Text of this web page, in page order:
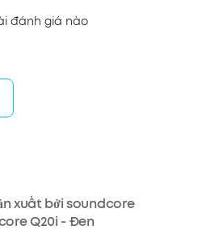
đánh giá nào
xuất bởi soundcore
Q20i - Đen